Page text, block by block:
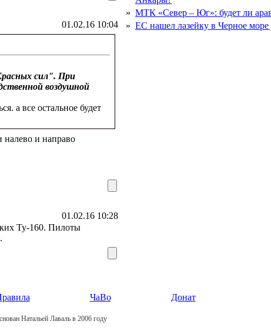
01.02.16 10:04
сил". При
воздушной
а все остальное будет
налево и направо
01.02.16 10:28
Ту-160. Пилоты
» МТК «Север – Юг»: будет ли
» ЕС нашел лазейку в Черное
ЧаВо Донат
Натальей Лаваль в 2006 году